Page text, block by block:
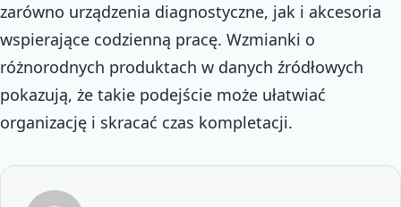
zarówno urządzenia diagnostyczne, jak i akcesoria
wspierające codzienną pracę. Wzmianki o
różnorodnych produktach w danych źródłowych
pokazują, że takie podejście może ułatwiać
organizację i skracać czas kompletacji.